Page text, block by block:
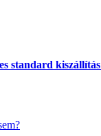
standard kiszállítás